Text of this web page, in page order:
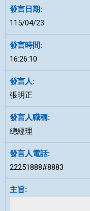
115/04/23
16:26:10
張明正
總經理
22251888#8883